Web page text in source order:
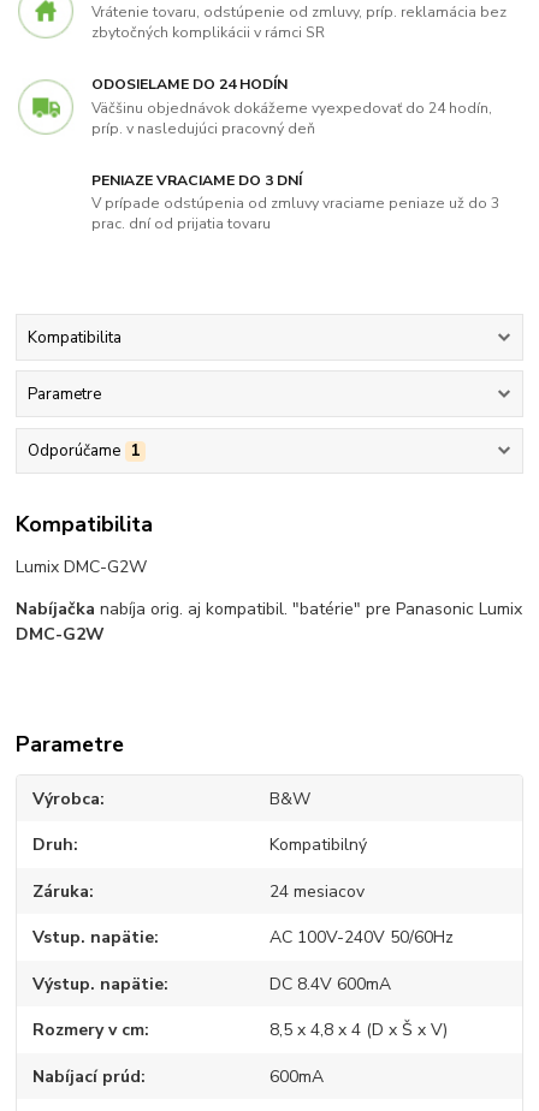
Vrátenie tovaru, odstúpenie od zmluvy, príp. reklamácia bez
zbytočných komplikácii v rámci SR
ODOSIELAME DO 24 HODÍN
Väčšinu objednávok dokážeme vyexpedovať do 24 hodín,
príp. v nasledujúci pracovný deň
PENIAZE VRACIAME DO 3 DNÍ
V prípade odstúpenia od zmluvy vraciame peniaze už do 3
prac. dní od prijatia tovaru
Kompatibilita
Parametre
Odporúčame 1
Kompatibilita
Lumix DMC-G2W
Nabíjačka nabíja orig. aj kompatibil. "batérie" pre Panasonic Lumix
DMC-G2W
Parametre
Výrobca B&W
Druh Kompatibilný
Záruka 24 mesiacov
Vstup. napätie AC 100V-240V 50/60Hz
Výstup. napätie DC 8.4V 600mA
Rozmery v cm 8,5 x 4,8 x 4 (D x Š x V)
Nabíjací prúd 600mA